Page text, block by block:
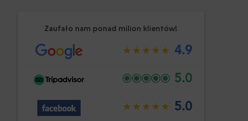
Zaufało nam ponad milion klientów!
4.9
5.0
5.0